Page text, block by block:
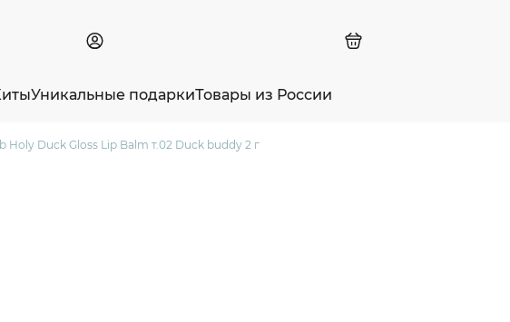
Уникальные подаркиТовары из России
Duck Gloss Lip Balm т.02 Duck buddy 2 г